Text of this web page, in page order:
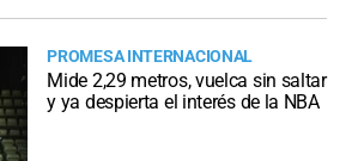
PROMESA INTERNACIONAL
Mide 2,29 metros, vuelca sin saltar
y ya despierta el interés de la NBA